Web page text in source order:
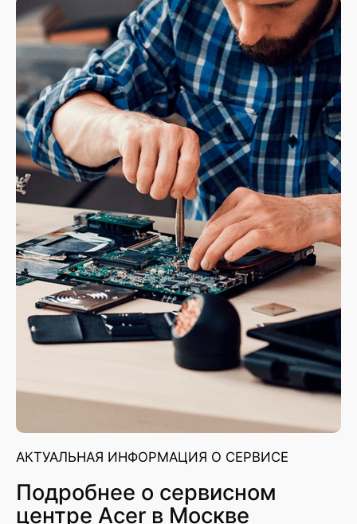
АКТУАЛЬНАЯ ИНФОРМАЦИЯ О СЕРВИСЕ
Подробнее о сервисном
центре Acer в Москве